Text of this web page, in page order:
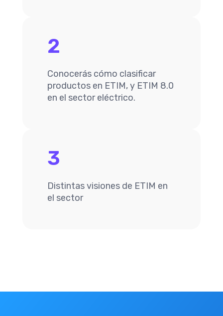
2
Conocerás cómo clasificar
productos en ETIM, y ETIM 8.0
en el sector eléctrico.
3
Distintas visiones de ETIM en
el sector